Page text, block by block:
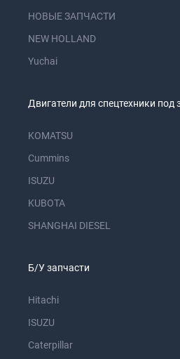
НОВЫЕ ЗАПЧАСТИ
NEW HOLLAND
Yuchai
Двигатели для спецтехники под
KOMATSU
Cummins
ISUZU
KUBOTA
SHANGHAI DIESEL
Б/У запчасти
Hitachi
ISUZU
Caterpillar